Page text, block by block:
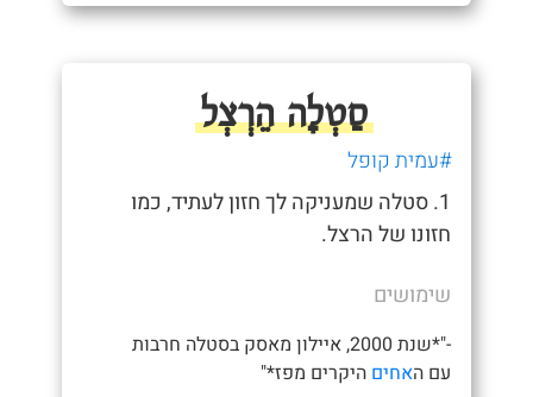
סַטְלָה הֵרְצְל
#עמית קופל
1. סטלה שמעניקה לך חזון לעתיד, כמו
חזונו של הרצל.
שימושים
-"*שנת 2000, איילון מאסק בסטלה חרבות
עם האחים היקרים מפז*"